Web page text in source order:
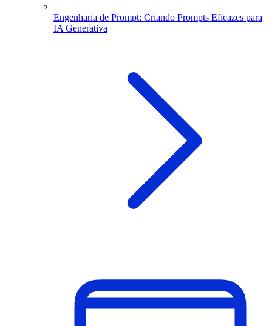
Engenharia de Prompt: Criando Prompts Eficazes para
IA Generativa